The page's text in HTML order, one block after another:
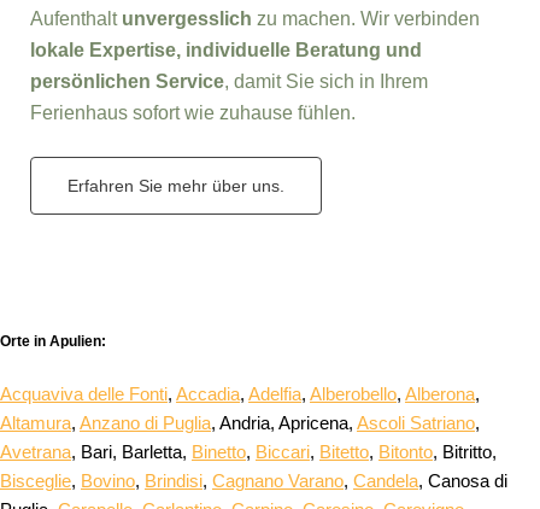
Aufenthalt unvergesslich zu machen. Wir verbinden
lokale Expertise, individuelle Beratung und
persönlichen Service, damit Sie sich in Ihrem
Ferienhaus sofort wie zuhause fühlen.
Erfahren Sie mehr über uns.
Orte in Apulien:
Acquaviva delle Fonti, Accadia, Adelfia, Alberobello, Alberona,
Altamura, Anzano di Puglia, Andria, Apricena, Ascoli Satriano,
Avetrana, Bari, Barletta, Binetto, Biccari, Bitetto, Bitonto, Bitritto,
Bisceglie, Bovino, Brindisi, Cagnano Varano, Candela, Canosa di